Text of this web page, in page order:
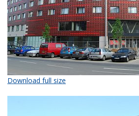
Download full size